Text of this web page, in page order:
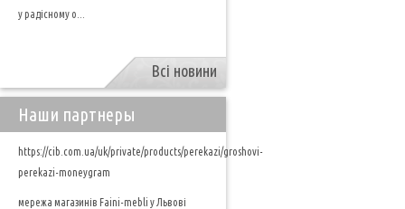
у радісному о...
Всі новини
Наши партнеры
https://cib.com.ua/uk/private/products/perekazi/groshovi-
perekazi-moneygram
мережа магазинів Faini-mebli у Львові